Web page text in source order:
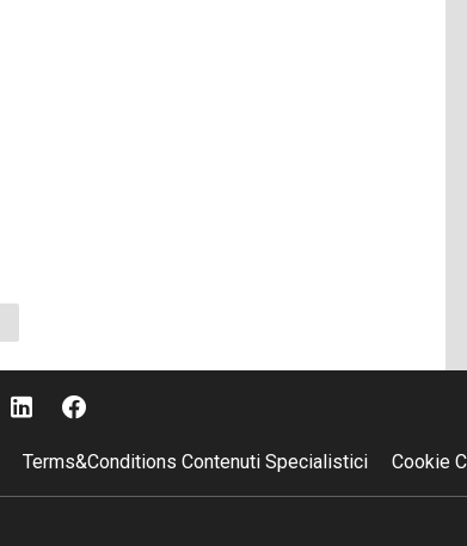
Terms&Conditions Contenuti Specialistici Cookie